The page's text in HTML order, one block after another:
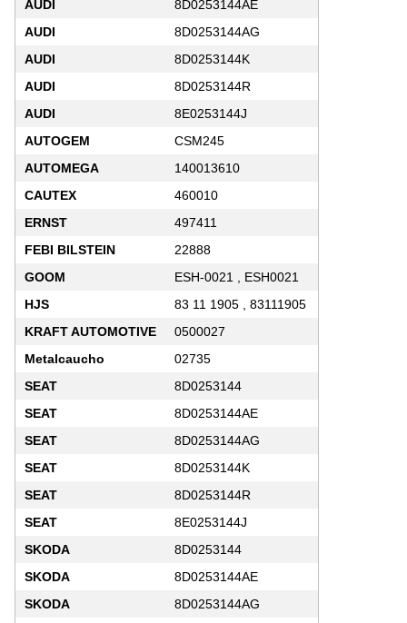
AUDI
8D0253144AE
AUDI
8D0253144AG
AUDI
8D0253144K
AUDI
8D0253144R
AUDI
8E0253144J
AUTOGEM
CSM245
AUTOMEGA
140013610
CAUTEX
460010
ERNST
497411
FEBI BILSTEIN
22888
GOOM
ESH-0021 , ESH0021
HJS
83 11 1905 , 83111905
KRAFT AUTOMOTIVE
0500027
Metalcaucho
02735
SEAT
8D0253144
SEAT
8D0253144AE
SEAT
8D0253144AG
SEAT
8D0253144K
SEAT
8D0253144R
SEAT
8E0253144J
SKODA
8D0253144
SKODA
8D0253144AE
SKODA
8D0253144AG